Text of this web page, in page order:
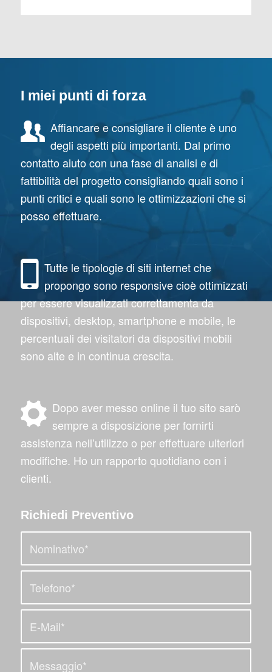
I miei punti di forza
Affiancare e consigliare il cliente è uno
degli aspetti più importanti. Dal primo
contatto aiuto con una fase di analisi e di
fattibilità del progetto consigliando quali sono i
punti critici e quali sono le ottimizzazioni che si
posso effettuare.
Tutte le tipologie di siti internet che
propongo sono responsive cioè ottimizzati
per essere visualizzati correttamenta da
dispositivi, desktop, smartphone e mobile, le
percentuali dei visitatori da dispositivi mobili
sono alte e in continua crescita.
Dopo aver messo online il tuo sito sarò
sempre a disposizione per fornirti
assistenza nell’utilizzo o per effettuare ulteriori
modifiche. Ho un rapporto quotidiano con i
clienti.
Richiedi Preventivo